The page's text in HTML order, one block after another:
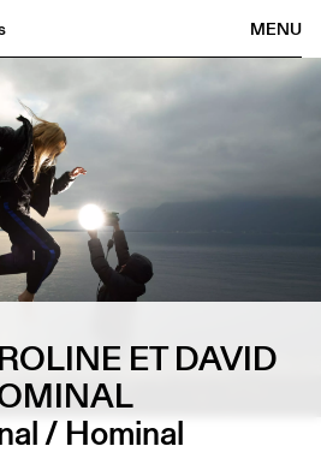
MENU
ET DAVID
/ Hominal